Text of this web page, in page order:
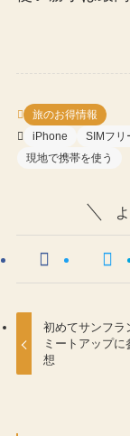
旅のお得情報
iPhone
SIMフリ
現地で携帯を使う
初めてサンフラ
ミートアップに
想